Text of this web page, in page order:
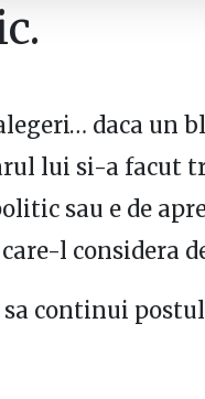
daca un
lui si-a facut
sau e de
l considera
continui